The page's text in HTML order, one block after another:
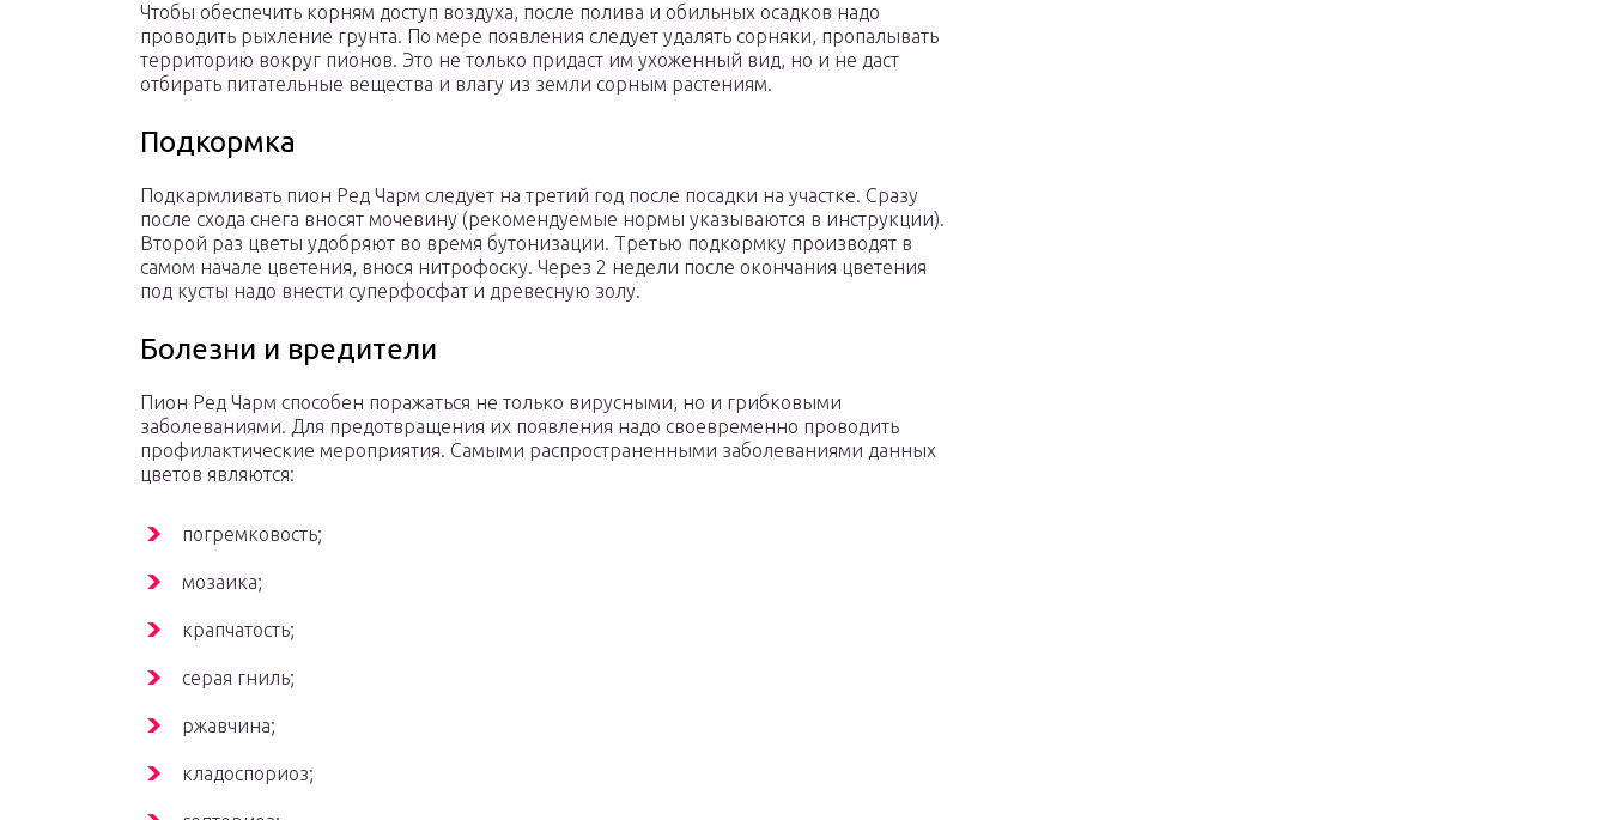
Чтобы обеспечить корням доступ воздуха, после полива и обильных осадков надо
проводить рыхление грунта. По мере появления следует удалять сорняки, пропалывать
территорию вокруг пионов. Это не только придаст им ухоженный вид, но и не даст
отбирать питательные вещества и влагу из земли сорным растениям.
Подкормка
Подкармливать пион Ред Чарм следует на третий год после посадки на участке. Сразу
после схода снега вносят мочевину (рекомендуемые нормы указываются в инструкции).
Второй раз цветы удобряют во время бутонизации. Третью подкормку производят в
самом начале цветения, внося нитрофоску. Через 2 недели после окончания цветения
под кусты надо внести суперфосфат и древесную золу.
Болезни и вредители
Пион Ред Чарм способен поражаться не только вирусными, но и грибковыми
заболеваниями. Для предотвращения их появления надо своевременно проводить
профилактические мероприятия. Самыми распространенными заболеваниями данных
цветов являются:
погремковость;
мозаика;
крапчатость;
серая гниль;
ржавчина;
кладоспориоз;